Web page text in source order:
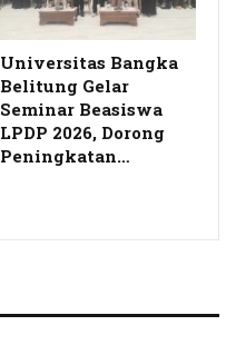
Universitas Bangka
Belitung Gelar
Seminar Beasiswa
LPDP 2026, Dorong
Peningkatan…